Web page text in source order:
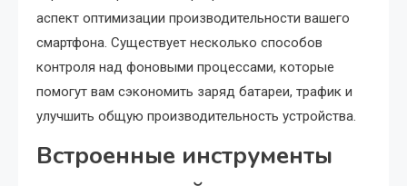
аспект оптимизации производительности вашего
смартфона. Существует несколько способов
контроля над фоновыми процессами, которые
помогут вам сэкономить заряд батареи, трафик и
улучшить общую производительность устройства.
Встроенные инструменты